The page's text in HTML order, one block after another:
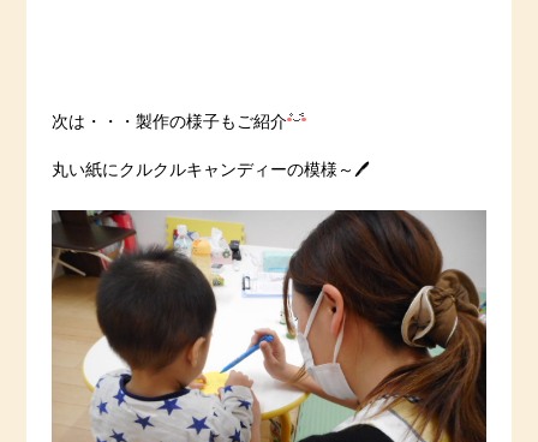
次は・・・製作の様子もご紹介
丸い紙にクルクルキャンディーの模様～🖊